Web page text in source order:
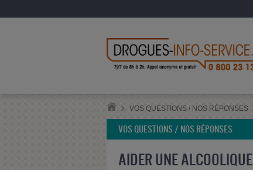
VOS QUESTIONS / NOS RÉPONSES
VOS QUESTIONS / NOS RÉPONSES
AIDER UNE ALCOOLIQUE